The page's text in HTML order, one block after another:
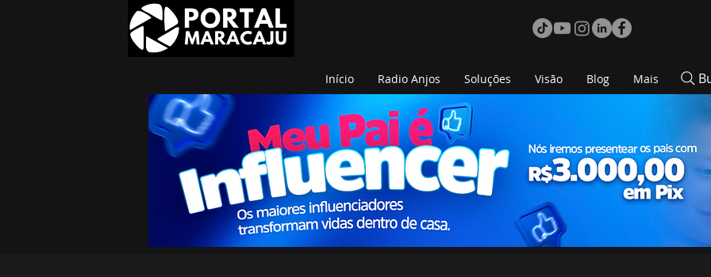
Início Radio Anjos Soluções Visão Blog Mais